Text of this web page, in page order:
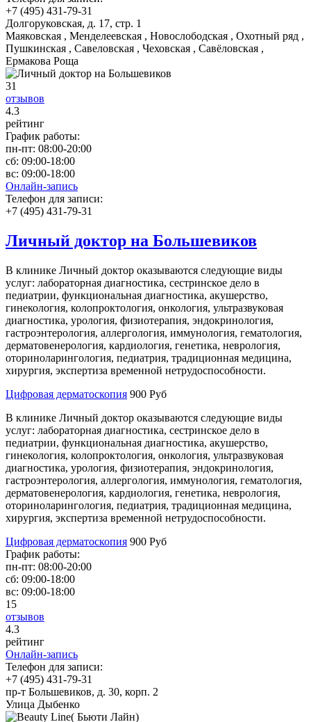
+7 (495) 431-79-31
Долгоруковская, д. 17, стр. 1
Маяковская , Менделеевская , Новослободская , Охотный ряд ,
Пушкинская , Савеловская , Чеховская , Савёловская ,
Ермакова Роща
31
отзывов
4.3
рейтинг
График работы:
пн-пт: 08:00-20:00
сб: 09:00-18:00
вс: 09:00-18:00
Онлайн-запись
Телефон для записи:
+7 (495) 431-79-31
Личный доктор на Большевиков
В клинике Личный доктор оказываются следующие виды
услуг: лабораторная диагностика, сестринское дело в
педиатрии, функциональная диагностика, акушерство,
гинекология, колопроктология, онкология, ультразвуковая
диагностика, урология, физиотерапия, эндокринология,
гастроэнтерология, аллергология, иммунология, гематология,
дерматовенерология, кардиология, генетика, неврология,
оториноларингология, педиатрия, традиционная медицина,
хирургия, экспертиза временной нетрудоспособности.
Цифровая дерматоскопия 900 Руб
В клинике Личный доктор оказываются следующие виды
услуг: лабораторная диагностика, сестринское дело в
педиатрии, функциональная диагностика, акушерство,
гинекология, колопроктология, онкология, ультразвуковая
диагностика, урология, физиотерапия, эндокринология,
гастроэнтерология, аллергология, иммунология, гематология,
дерматовенерология, кардиология, генетика, неврология,
оториноларингология, педиатрия, традиционная медицина,
хирургия, экспертиза временной нетрудоспособности.
Цифровая дерматоскопия 900 Руб
График работы:
пн-пт: 08:00-20:00
сб: 09:00-18:00
вс: 09:00-18:00
15
отзывов
4.3
рейтинг
Онлайн-запись
Телефон для записи:
+7 (495) 431-79-31
пр-т Большевиков, д. 30, корп. 2
Улица Дыбенко